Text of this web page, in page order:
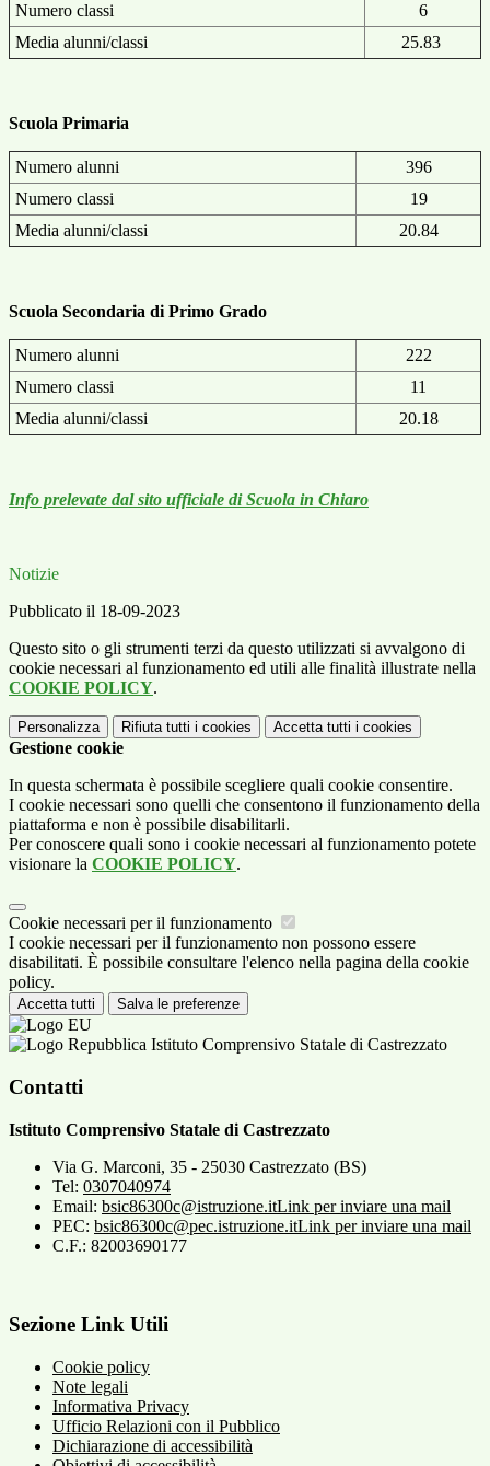
Numero classi
6
Media alunni/classi
25.83
Scuola Primaria
Numero alunni
396
Numero classi
19
Media alunni/classi
20.84
Scuola Secondaria di Primo Grado
Numero alunni
222
Numero classi
11
Media alunni/classi
20.18
Info prelevate dal sito ufficiale di Scuola in Chiaro
Notizie
Pubblicato il 18-09-2023
Questo sito o gli strumenti terzi da questo utilizzati si avvalgono di
cookie necessari al funzionamento ed utili alle finalità illustrate nella
COOKIE POLICY.
Personalizza Rifiuta tutti i cookies Accetta tutti i cookies
Gestione cookie
In questa schermata è possibile scegliere quali cookie consentire.
I cookie necessari sono quelli che consentono il funzionamento della
piattaforma e non è possibile disabilitarli.
Per conoscere quali sono i cookie necessari al funzionamento potete
visionare la COOKIE POLICY.
Cookie necessari per il funzionamento
I cookie necessari per il funzionamento non possono essere
disabilitati. È possibile consultare l'elenco nella pagina della cookie
policy.
Accetta tutti Salva le preferenze
Istituto Comprensivo Statale di Castrezzato
Contatti
Istituto Comprensivo Statale di Castrezzato
Via G. Marconi, 35 - 25030 Castrezzato (BS)
Tel: 0307040974
Email: bsic86300c@istruzione.itLink per inviare una mail
PEC: bsic86300c@pec.istruzione.itLink per inviare una mail
C.F.: 82003690177
Sezione Link Utili
Cookie policy
Note legali
Informativa Privacy
Ufficio Relazioni con il Pubblico
Dichiarazione di accessibilità